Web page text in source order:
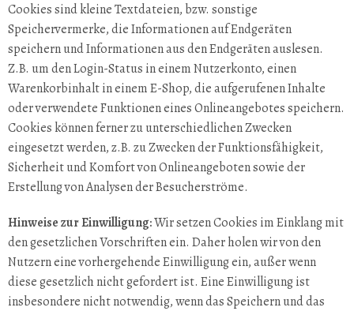
Cookies sind kleine Textdateien, bzw. sonstige
Speichervermerke, die Informationen auf Endgeräten
speichern und Informationen aus den Endgeräten auslesen.
Z.B. um den Login-Status in einem Nutzerkonto, einen
Warenkorbinhalt in einem E-Shop, die aufgerufenen Inhalte
oder verwendete Funktionen eines Onlineangebotes speichern.
Cookies können ferner zu unterschiedlichen Zwecken
eingesetzt werden, z.B. zu Zwecken der Funktionsfähigkeit,
Sicherheit und Komfort von Onlineangeboten sowie der
Erstellung von Analysen der Besucherströme.
Hinweise zur Einwilligung:Wir setzen Cookies im Einklang mit
den gesetzlichen Vorschriften ein. Daher holen wir von den
Nutzern eine vorhergehende Einwilligung ein, außer wenn
diese gesetzlich nicht gefordert ist. Eine Einwilligung ist
insbesondere nicht notwendig, wenn das Speichern und das